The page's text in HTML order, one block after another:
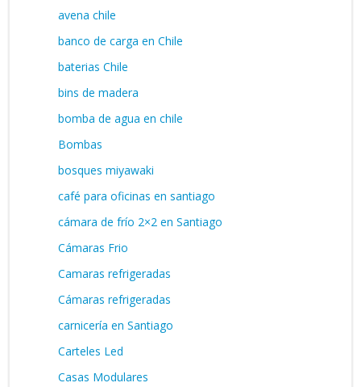
avena chile
banco de carga en Chile
baterias Chile
bins de madera
bomba de agua en chile
Bombas
bosques miyawaki
café para oficinas en santiago
cámara de frío 2×2 en Santiago
Cámaras Frio
Camaras refrigeradas
Cámaras refrigeradas
carnicería en Santiago
Carteles Led
Casas Modulares